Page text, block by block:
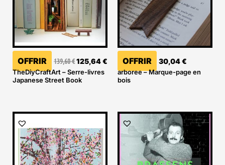
OFFRIR 139,60€125,64€
TheDiyCraftArt – Serre-livres
Japanese Street Book
OFFRIR 30,04€
arboree – Marque-page en
bois